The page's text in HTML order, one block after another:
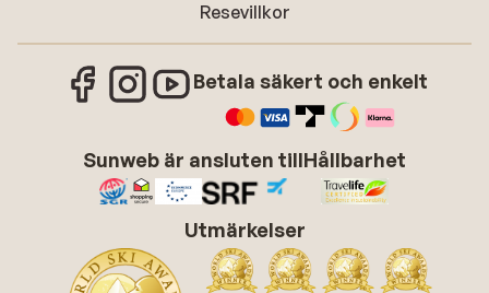
Resevillkor
Betala säkert och enkelt
Sunweb är ansluten tillHållbarhet
Utmärkelser